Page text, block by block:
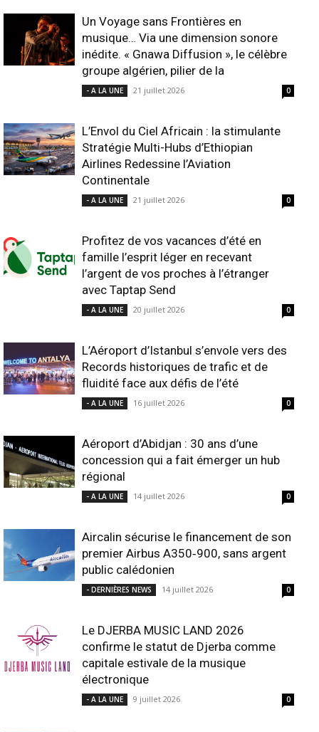
Un Voyage sans Frontières en
musique… Via une dimension sonore
inédite. « Gnawa Diffusion », le célèbre
groupe algérien, pilier de la
- A LA UNE 21 juillet 2026 0
L’Envol du Ciel Africain : la stimulante
Stratégie Multi-Hubs d’Ethiopian
Airlines Redessine l’Aviation
Continentale
- A LA UNE 21 juillet 2026 0
Profitez de vos vacances d’été en
famille l’esprit léger en recevant
l’argent de vos proches à l’étranger
avec Taptap Send
- A LA UNE 20 juillet 2026 0
L’Aéroport d’Istanbul s’envole vers des
Records historiques de trafic et de
fluidité face aux défis de l’été
- A LA UNE 16 juillet 2026 0
Aéroport d’Abidjan : 30 ans d’une
concession qui a fait émerger un hub
régional
- A LA UNE 14 juillet 2026 0
Aircalin sécurise le financement de son
premier Airbus A350‑900, sans argent
public calédonien
- DERNIÈRES NEWS 14 juillet 2026 0
Le DJERBA MUSIC LAND 2026
confirme le statut de Djerba comme
capitale estivale de la musique
électronique
- A LA UNE 9 juillet 2026 0